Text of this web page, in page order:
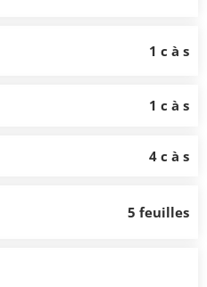
1 c à s
1 c à s
4 c à s
5 feuilles